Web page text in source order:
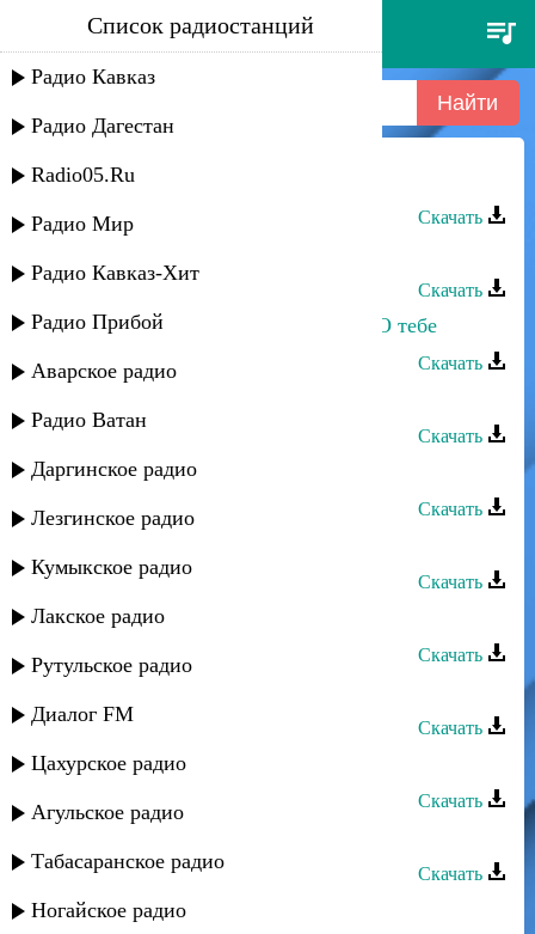
нур группа - наида
Список радиостанций
Радио Кавказ
Радио Дагестан
Radio05.Ru
Радио Мир
Радио Кавказ-Хит
Радио Прибой
Аварское радио
Радио Ватан
Даргинское радио
Лезгинское радио
Кумыкское радио
Лакское радио
Рутульское радио
Диалог FM
Цахурское радио
Агульское радио
Табасаранское радио
Ногайское радио
Нур группа - Наида
Скачать
Скачать
Наида Абдулаева и группа Адат - О тебе
Скачать
Скачать
Бахт группа - Наида
Скачать
Скачать
Тайфун группа - Зимний вечер
Скачать
Скачать
Мирес группа - Новая студентка
Скачать
Скачать
Кавказ группа - Ваз багъишда